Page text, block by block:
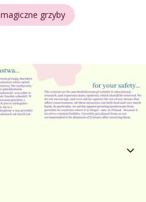
magiczne grzyby